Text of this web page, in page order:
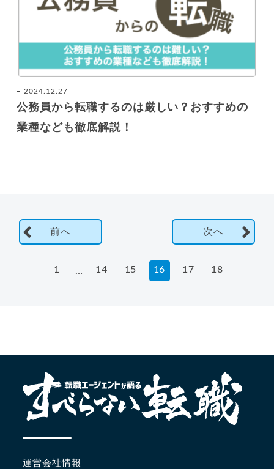
2024.12.27
公務員から転職するのは厳しい？おすすめの
業種なども徹底解説！
前へ 次へ
1 … 14 15 16 17 18
運営会社情報